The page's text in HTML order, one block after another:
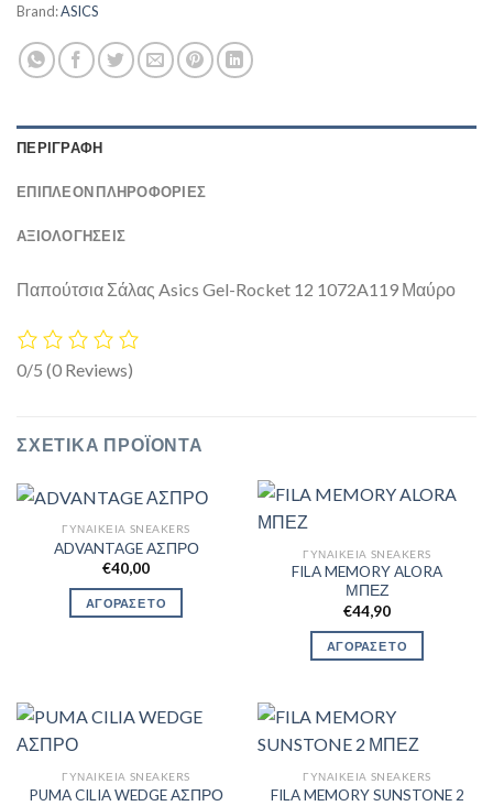
Brand:ASICS
ΠΕΡΙΓΡΑΦΉ
ΕΠΙΠΛΈΟΝ ΠΛΗΡΟΦΟΡΊΕΣ
ΑΞΙΟΛΟΓΗΣΕΙΣ
Παπούτσια Σάλας Asics Gel-Rocket 12 1072A119 Μαύρο
0/5 (0 Reviews)
ΣΧΕΤΙΚΆ ΠΡΟΪΌΝΤΑ
ΓΥΝΑΙΚΕΊΑ SNEAKERS
ADVANTAGE ΑΣΠΡΟ
€40,00
ΑΓΟΡΑΣΕ ΤΟ
ΓΥΝΑΙΚΕΊΑ SNEAKERS
FILA MEMORY ALORA
ΜΠΕΖ
€44,90
ΑΓΟΡΑΣΕ ΤΟ
ΓΥΝΑΙΚΕΊΑ SNEAKERS
PUMA CILIA WEDGE ΑΣΠΡΟ
ΓΥΝΑΙΚΕΊΑ SNEAKERS
FILA MEMORY SUNSTONE 2